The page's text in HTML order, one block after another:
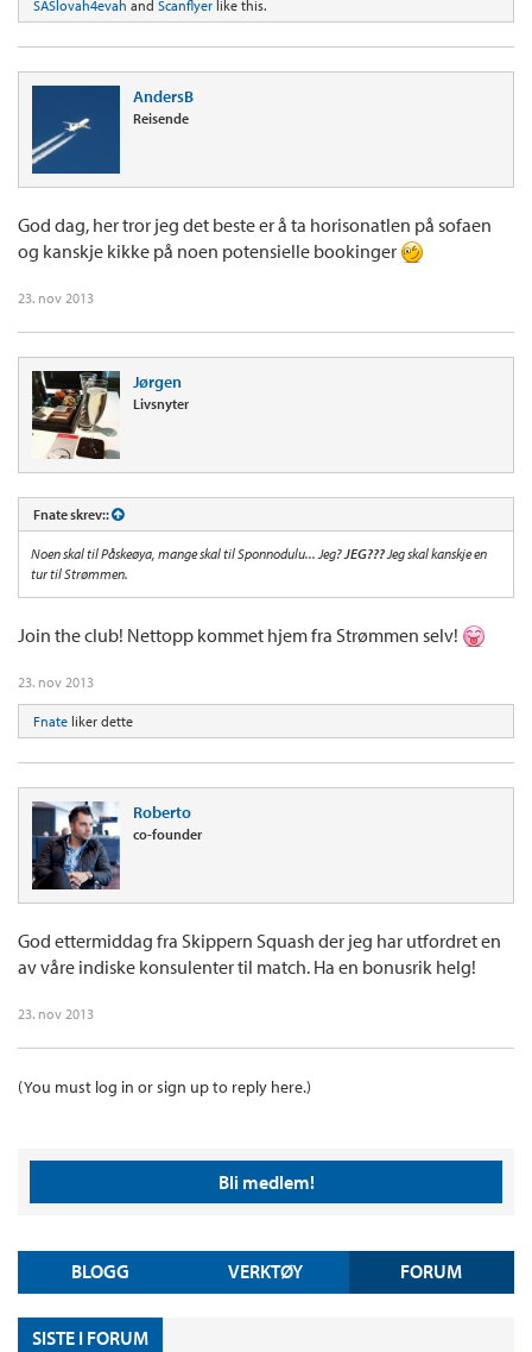
SASlovah4evah and Scanflyer like this.
AndersB
Reisende
God dag, her tror jeg det beste er å ta horisonatlen på sofaen
og kanskje kikke på noen potensielle bookinger
23. nov 2013
Jørgen
Livsnyter
Fnate skrev::
Noen skal til Påskeøya, mange skal til Sponnodulu... Jeg? JEG??? Jeg skal kanskje en
tur til Strømmen.
Join the club! Nettopp kommet hjem fra Strømmen selv!
23. nov 2013
Fnate liker dette
Roberto
co-founder
God ettermiddag fra Skippern Squash der jeg har utfordret en
av våre indiske konsulenter til match. Ha en bonusrik helg!
23. nov 2013
(You must log in or sign up to reply here.)
Bli medlem!
BLOGG VERKTØY FORUM
SISTE I FORUM